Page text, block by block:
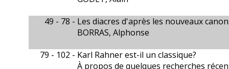
49 - 78 - Les diacres d'après les nouveaux
BORRAS, Alphonse
79 - 102 - Karl Rahner est-il un classique?
À propos de quelques recherches